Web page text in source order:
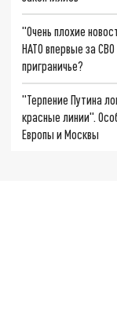
"Очень плохие
НАТО впервые за
приграничье?
"Терпение Путина
красные линии".
Европы и Москвы